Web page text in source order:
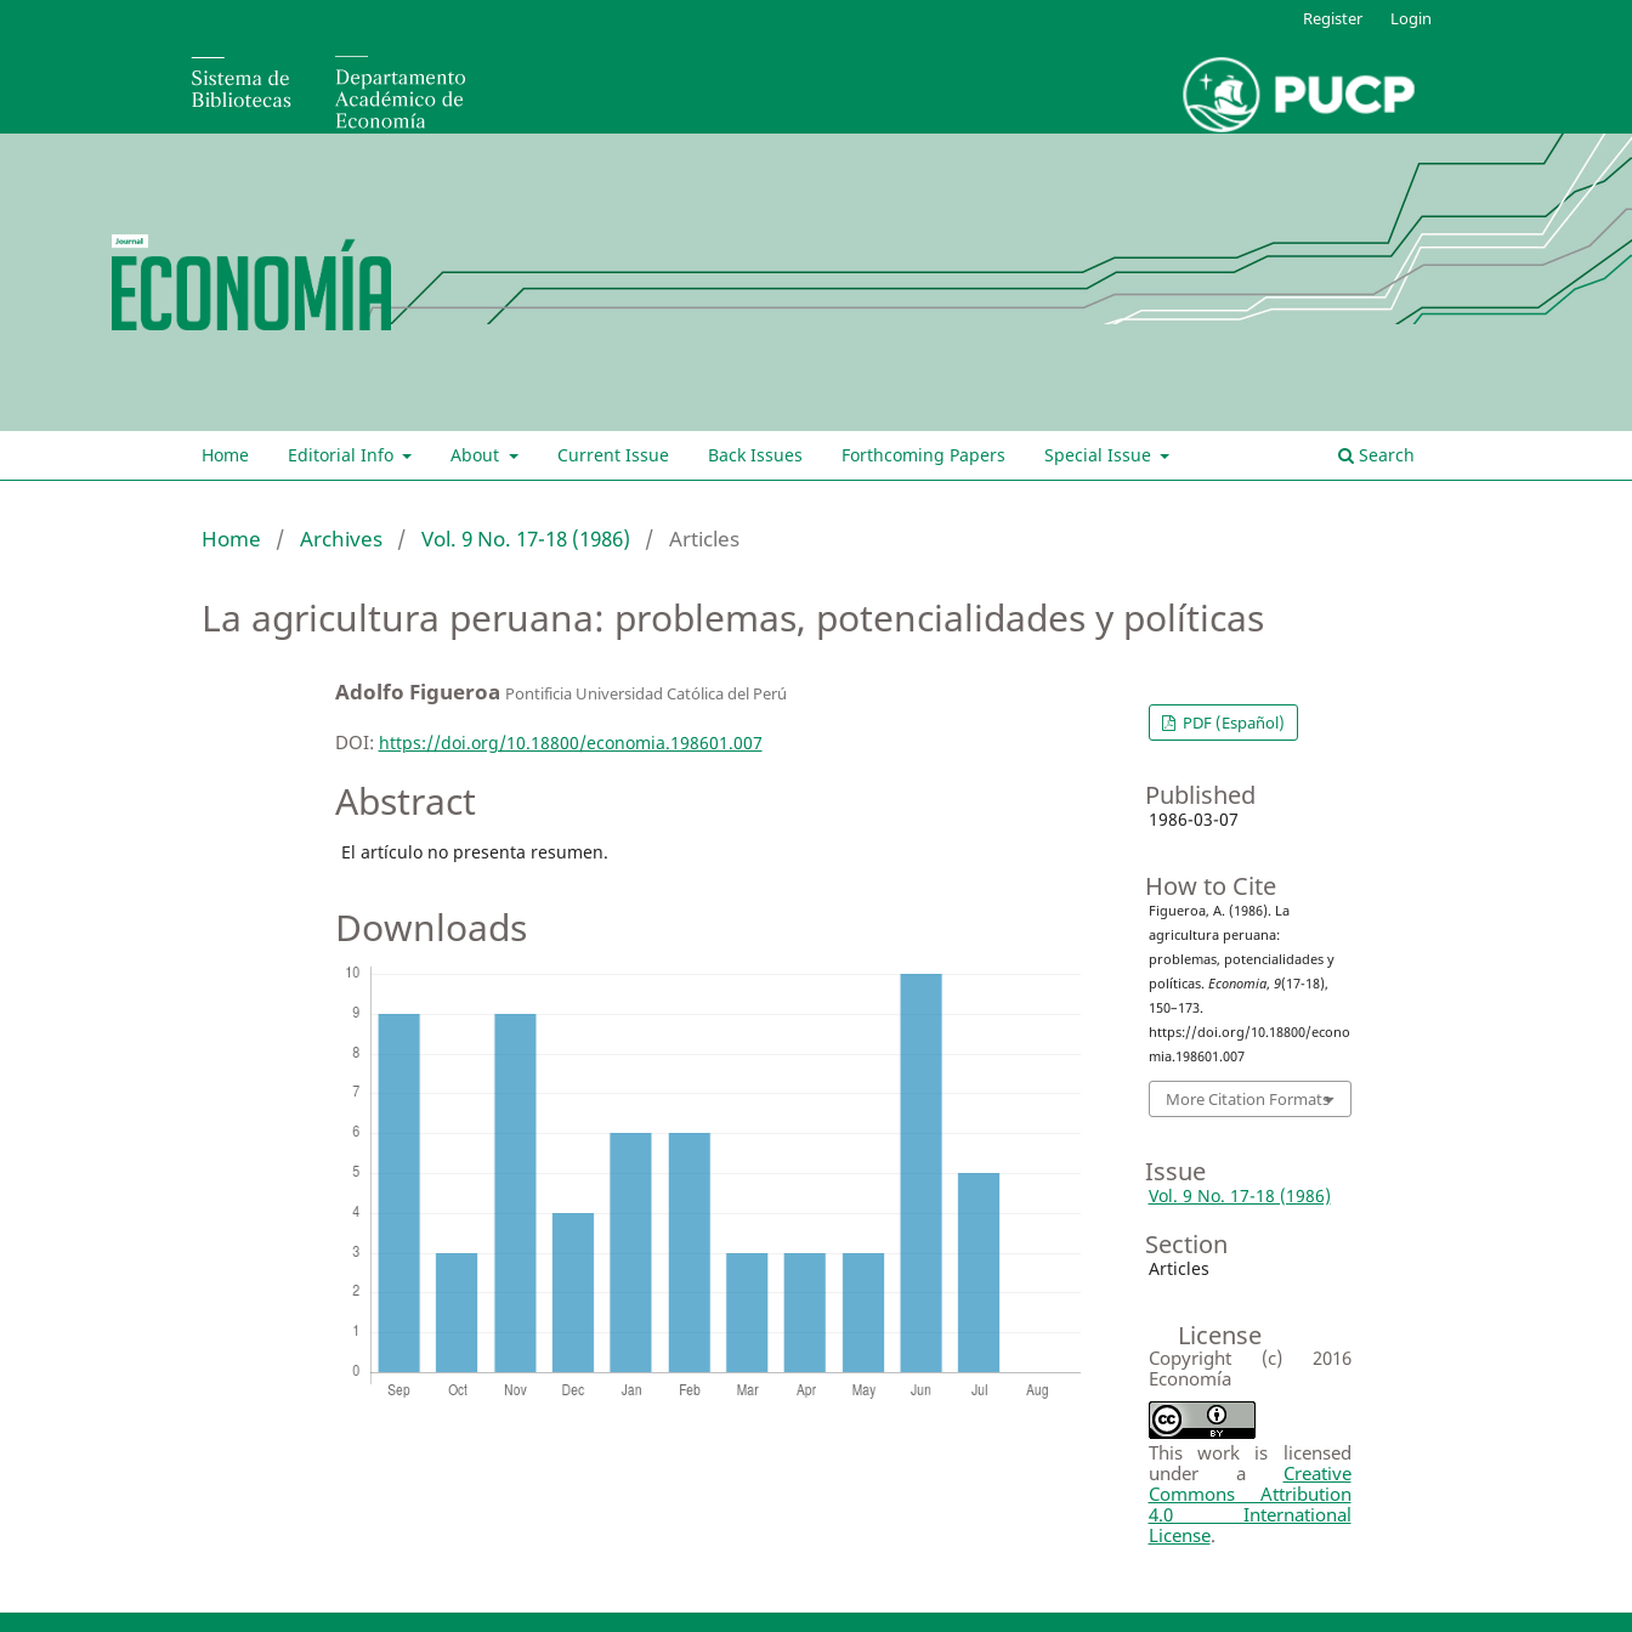
Home Editorial Info About Current Issue Back Issues Forthcoming Papers Special Issue Search
Register Login
Home / Archives / Vol. 9 No. 17-18 (1986) / Articles
La agricultura peruana: problemas, potencialidades y políticas
Adolfo Figueroa Pontificia Universidad Católica del Perú
DOI: https://doi.org/10.18800/economia.198601.007
Abstract
El artículo no presenta resumen.
Downloads
PDF (Español)
Published
1986-03-07
How to Cite
Figueroa, A. (1986). La
agricultura peruana:
problemas, potencialidades y
políticas. Economia, 9(17-18),
150–173.
https://doi.org/10.18800/econo
mia.198601.007
More Citation Formats
Issue
Vol. 9 No. 17-18 (1986)
Section
Articles
License
Copyright (c) 2016
Economía
This work is licensed
under a Creative
Commons Attribution
4.0 International
License.